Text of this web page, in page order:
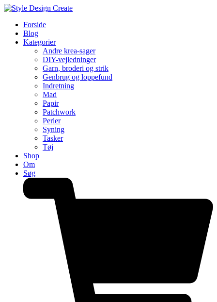
Forside
Blog
Kategorier
Andre krea-sager
DIY-vejledninger
Garn, broderi og strik
Genbrug og loppefund
Indretning
Mad
Papir
Patchwork
Perler
Syning
Tasker
Tøj
Shop
Om
Søg